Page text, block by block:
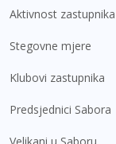
Aktivnost zastupnika
Stegovne mjere
Klubovi zastupnika
Predsjednici Sabora